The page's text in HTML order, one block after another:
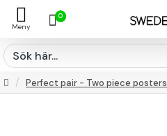
0
Perfect pair - Two piece posters